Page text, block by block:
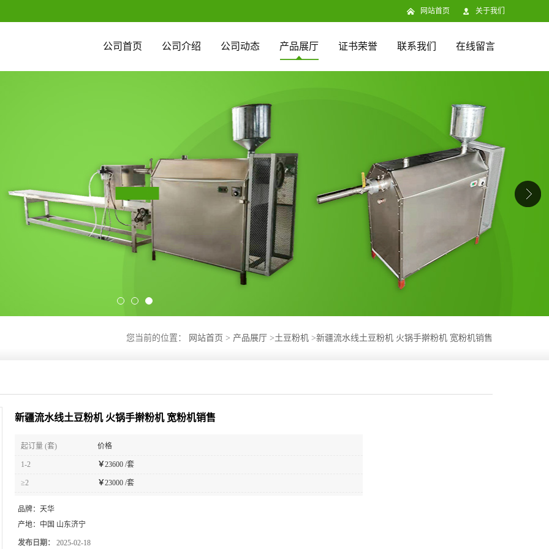
网站首页 关于我们
公司首页 公司介绍 公司动态 产品展厅 证书荣誉 联系我们 在线留言
您当前的位置： 网站首页 > 产品展厅 >土豆粉机 >新疆流水线土豆粉机 火锅手擀粉机 宽粉机销售
新疆流水线土豆粉机 火锅手擀粉机 宽粉机销售
起订量 (套) 价格
1-2 ￥23600 /套
≥2 ￥23000 /套
品牌： 天华
产地： 中国 山东济宁
发布日期： 2025-02-18